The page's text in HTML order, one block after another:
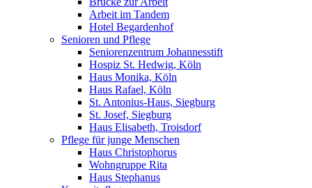
Arbeit im Tandem
Hotel Begardenhof
Senioren und Pflege
Seniorenzentrum Johannesstift
Hospiz St. Hedwig, Köln
Haus Monika, Köln
Haus Rafael, Köln
St. Antonius-Haus, Siegburg
St. Josef, Siegburg
Haus Elisabeth, Troisdorf
Pflege für junge Menschen
Haus Christophorus
Wohngruppe Rita
Haus Stephanus